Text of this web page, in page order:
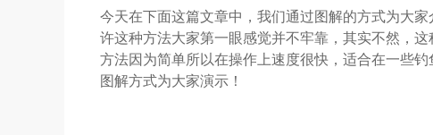
今天在下面这篇文章中，我们通过图解的方式为大
许这种方法大家第一眼感觉并不牢靠，其实不然，
方法因为简单所以在操作上速度很快，适合在一些
图解方式为大家演示！